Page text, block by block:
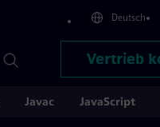
Deutsch
Vertrieb
Javac JavaScript